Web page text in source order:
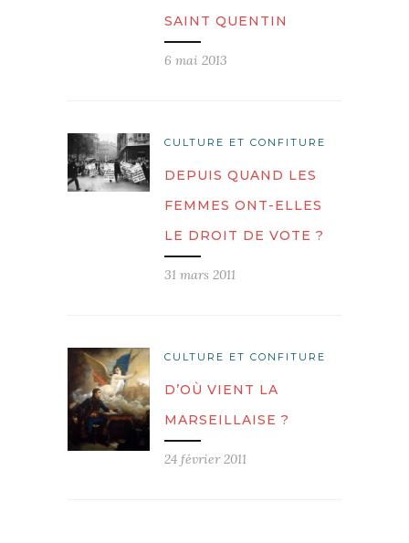
SAINT QUENTIN
6 mai 2013
CULTURE ET CONFITURE
DEPUIS QUAND LES
FEMMES ONT-ELLES
LE DROIT DE VOTE ?
31 mars 2011
CULTURE ET CONFITURE
D’OÙ VIENT LA
MARSEILLAISE ?
24 février 2011